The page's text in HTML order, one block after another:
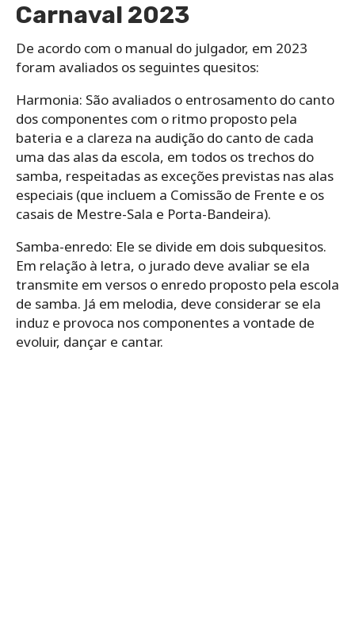
Carnaval 2023
De acordo com o manual do julgador, em 2023
foram avaliados os seguintes quesitos:
Harmonia: São avaliados o entrosamento do canto
dos componentes com o ritmo proposto pela
bateria e a clareza na audição do canto de cada
uma das alas da escola, em todos os trechos do
samba, respeitadas as exceções previstas nas alas
especiais (que incluem a Comissão de Frente e os
casais de Mestre-Sala e Porta-Bandeira).
Samba-enredo: Ele se divide em dois subquesitos.
Em relação à letra, o jurado deve avaliar se ela
transmite em versos o enredo proposto pela escola
de samba. Já em melodia, deve considerar se ela
induz e provoca nos componentes a vontade de
evoluir, dançar e cantar.